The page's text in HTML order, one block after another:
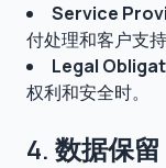
Service
付处理和客户支
Legal
权利和安全时。
4. 数据保留